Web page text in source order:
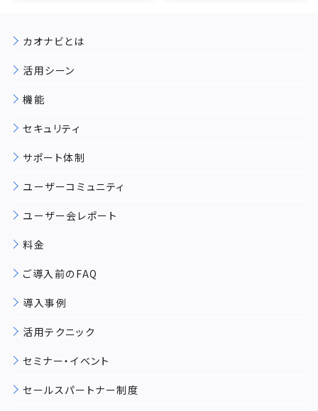
カオナビとは
活用シーン
機能
セキュリティ
サポート体制
ユーザーコミュニティ
ユーザー会レポート
料金
ご導入前のFAQ
導入事例
活用テクニック
セミナー・イベント
セールスパートナー制度